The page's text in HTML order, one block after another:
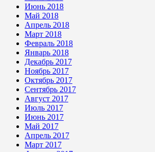
Июнь 2018
Май 2018
Апрель 2018
Март 2018
Февраль 2018
Январь 2018
Декабрь 2017
Ноябрь 2017
Октябрь 2017
Сентябрь 2017
Август 2017
Июль 2017
Июнь 2017
Май 2017
Апрель 2017
Март 2017